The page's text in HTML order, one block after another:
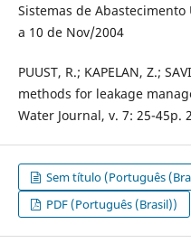
Sistemas de Abastecimento
a 10 de Nov/2004
PUUST, R.; KAPELAN, Z.;
methods for leakage
Water Journal, v. 7: 25-45p.
Sem título (Português
PDF (Português (Brasil))